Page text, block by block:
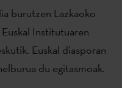
burutzen Lazkaoko
Institutuaren
Euskal diasporan
du egitasmoak.